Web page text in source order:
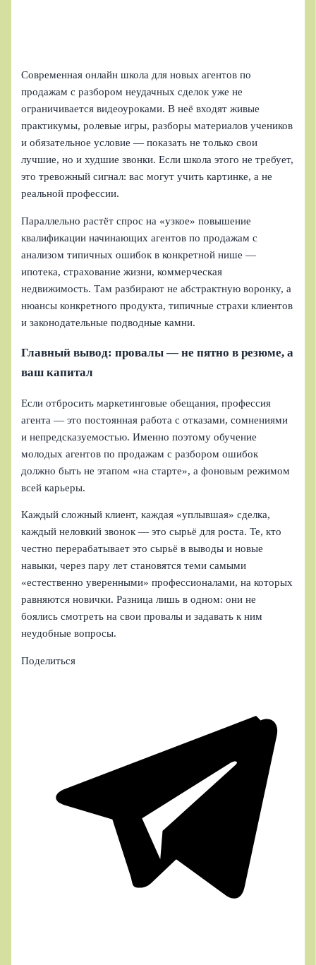
Современная онлайн школа для новых агентов по
продажам с разбором неудачных сделок уже не
ограничивается видеоуроками. В неё входят живые
практикумы, ролевые игры, разборы материалов учеников
и обязательное условие — показать не только свои
лучшие, но и худшие звонки. Если школа этого не требует,
это тревожный сигнал: вас могут учить картинке, а не
реальной профессии.
Параллельно растёт спрос на «узкое» повышение
квалификации начинающих агентов по продажам с
анализом типичных ошибок в конкретной нише —
ипотека, страхование жизни, коммерческая
недвижимость. Там разбирают не абстрактную воронку, а
нюансы конкретного продукта, типичные страхи клиентов
и законодательные подводные камни.
Главный вывод: провалы — не пятно в резюме, а
ваш капитал
Если отбросить маркетинговые обещания, профессия
агента — это постоянная работа с отказами, сомнениями
и непредсказуемостью. Именно поэтому обучение
молодых агентов по продажам с разбором ошибок
должно быть не этапом «на старте», а фоновым режимом
всей карьеры.
Каждый сложный клиент, каждая «уплывшая» сделка,
каждый неловкий звонок — это сырьё для роста. Те, кто
честно перерабатывает это сырьё в выводы и новые
навыки, через пару лет становятся теми самыми
«естественно уверенными» профессионалами, на которых
равняются новички. Разница лишь в одном: они не
боялись смотреть на свои провалы и задавать к ним
неудобные вопросы.
Поделиться